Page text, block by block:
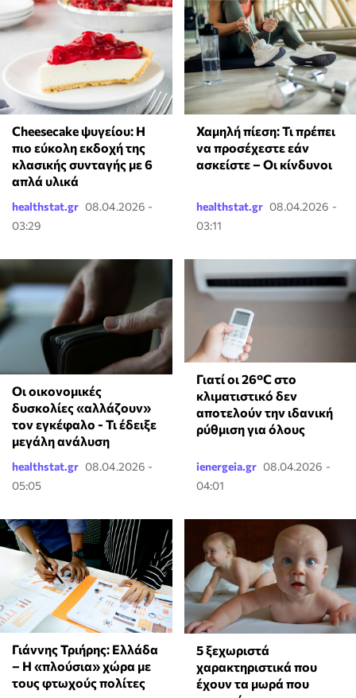
Cheesecake ψυγείου: Η
πιο εύκολη εκδοχή της
κλασικής συνταγής με 6
απλά υλικά
healthstat.gr 08.04.2026 -
03:29
Χαμηλή πίεση: Τι πρέπει
να προσέχεστε εάν
ασκείστε – Οι κίνδυνοι
healthstat.gr 08.04.2026 -
03:11
Οι οικονομικές
δυσκολίες «αλλάζουν»
τον εγκέφαλο - Τι έδειξε
μεγάλη ανάλυση
healthstat.gr 08.04.2026 -
05:05
Γιατί οι 26°C στο
κλιματιστικό δεν
αποτελούν την ιδανική
ρύθμιση για όλους
ienergeia.gr 08.04.2026 -
04:01
Γιάννης Τριήρης: Ελλάδα
– Η «πλούσια» χώρα με
τους φτωχούς πολίτες
5 ξεχωριστά
χαρακτηριστικά που
έχουν τα μωρά που